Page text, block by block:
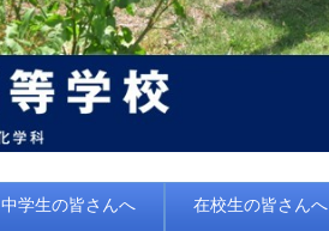
中学生の皆さんへ 在校生の皆さんへ